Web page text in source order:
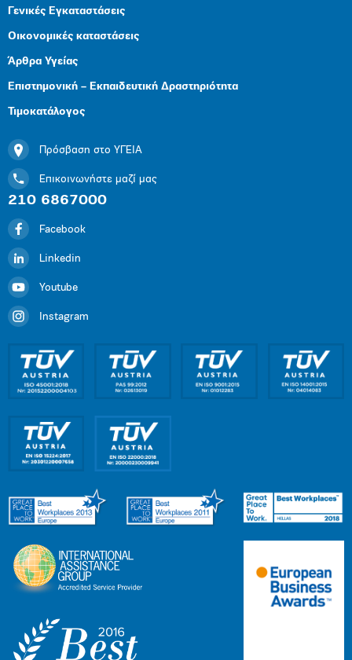
Γενικές Εγκαταστάσεις
Οικονομικές καταστάσεις
Άρθρα Υγείας
Επιστημονική – Εκπαιδευτική Δραστηριότητα
Τιμοκατάλογος
Πρόσβαση στο ΥΓΕΙΑ
Επικοινωνήστε μαζί μας
210 6867000
Facebook
Linkedin
Youtube
Instagram